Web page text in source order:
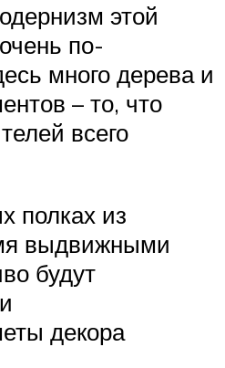
этой
по-
много дерева и
– то, что
всего
полках из
выдвижными
будут
декора